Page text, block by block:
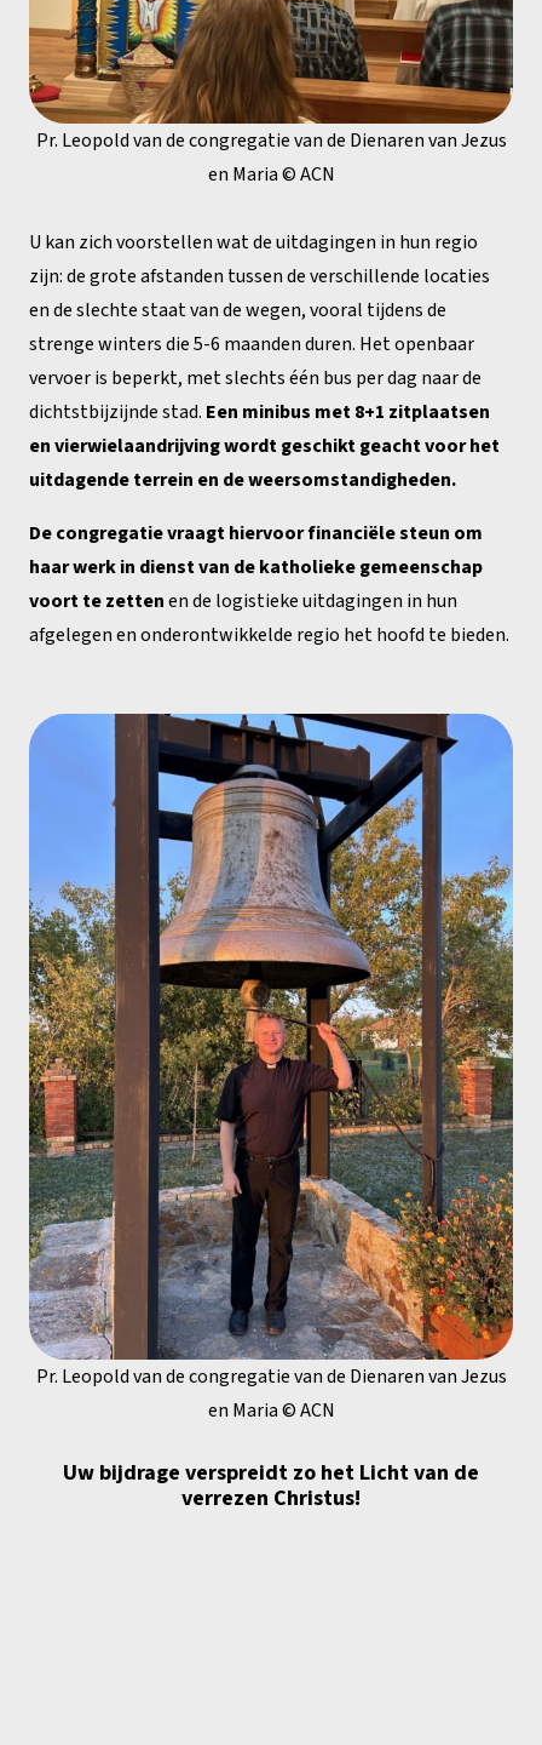
Pr. Leopold van de congregatie van de Dienaren van Jezus
en Maria © ACN
Pr. Leopold van de congregatie van de Dienaren van Jezus
en Maria © ACN
U kan zich voorstellen wat de uitdagingen in hun regio
zijn: de grote afstanden tussen de verschillende locaties
en de slechte staat van de wegen, vooral tijdens de
strenge winters die 5-6 maanden duren. Het openbaar
vervoer is beperkt, met slechts één bus per dag naar de
dichtstbijzijnde stad. Een minibus met 8+1 zitplaatsen
en vierwielaandrijving wordt geschikt geacht voor het
uitdagende terrein en de weersomstandigheden.
De congregatie vraagt hiervoor financiële steun om
haar werk in dienst van de katholieke gemeenschap
voort te zettenen de logistieke uitdagingen in hun
afgelegen en onderontwikkelde regio het hoofd te bieden.
Uw bijdrage verspreidt zo het Licht van de
verrezen Christus!